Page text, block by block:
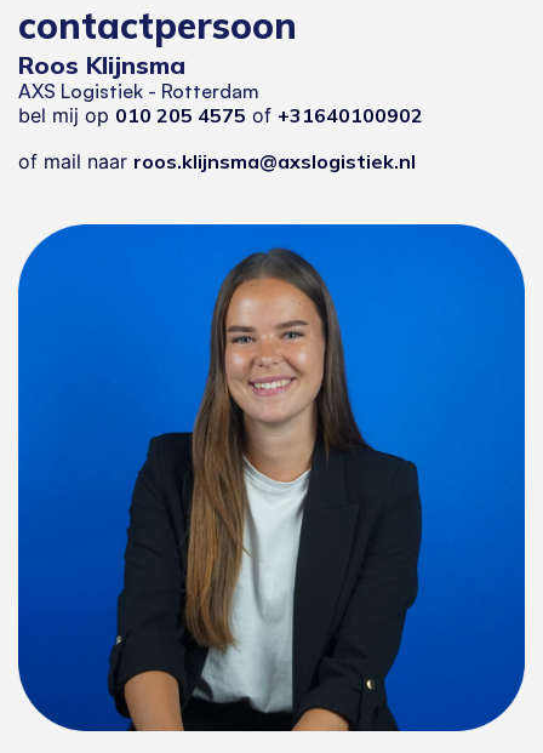
contactpersoon
Roos Klijnsma
AXS Logistiek - Rotterdam
bel mij op 010 205 4575 of +31640100902
of mail naar roos.klijnsma@axslogistiek.nl